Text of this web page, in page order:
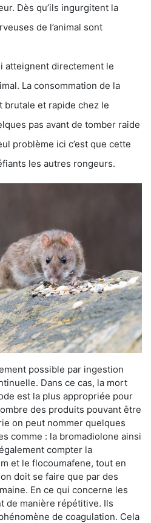
Dès qu’ils ingurgitent la
de l’animal sont
atteignent directement le
La consommation de la
brutale et rapide chez le
pas avant de tomber raide
problème ici c’est que cette
les autres rongeurs.
possible par ingestion
Dans ce cas, la mort
est la plus appropriée pour
des produits pouvant être
on peut nommer quelques
comme : la bromadiolone ainsi
compter la
et le flocoumafene, tout en
doit se faire que par des
En ce qui concerne les
de manière répétitive. Ils
de coagulation. Cela